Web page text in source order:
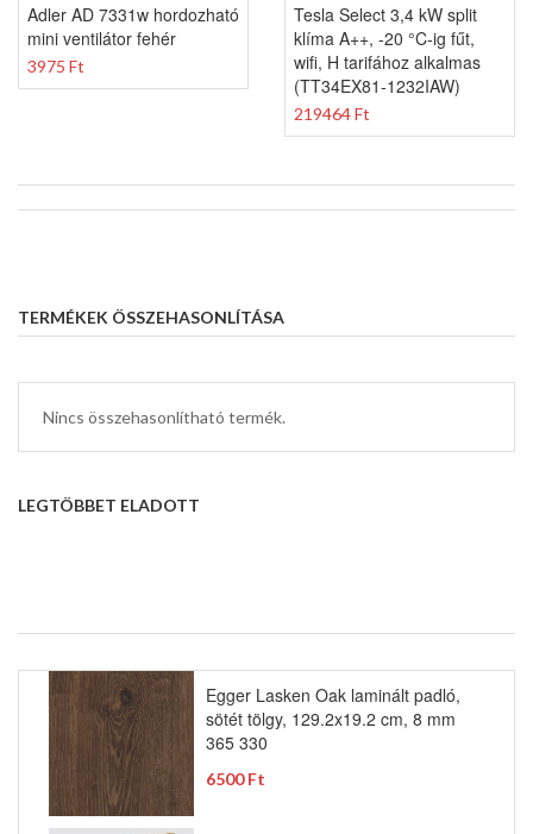
Adler AD 7331w hordozható
mini ventilátor fehér
3975 Ft
Tesla Select 3,4 kW split
klíma A++, -20 °C-ig fűt,
wifi, H tarifához alkalmas
(TT34EX81-1232IAW)
219464 Ft
TERMÉKEK ÖSSZEHASONLÍTÁSA
Nincs összehasonlítható termék.
LEGTÖBBET ELADOTT
Egger Lasken Oak laminált padló,
sötét tölgy, 129.2x19.2 cm, 8 mm
365 330
6500 Ft